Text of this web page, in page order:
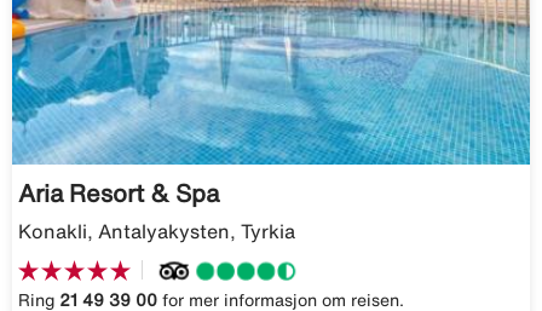
Aria Resort & Spa
Konakli, Antalyakysten, Tyrkia
Ring 21 49 39 00 for mer informasjon om reisen.